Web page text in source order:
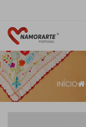
INÍCIO